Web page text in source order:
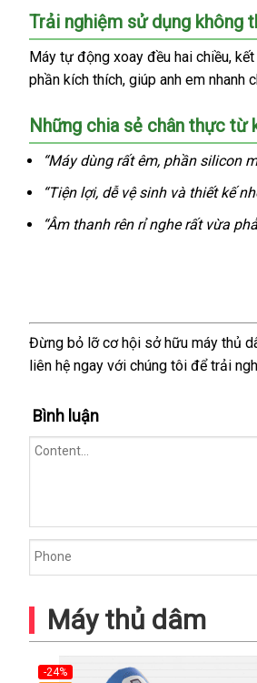
Nhập
sỉ
Máy
thủ
dâm
động
Star
War
đạo
cấp
chính
Trải nghiệm sử dụng không
Máy tự động xoay đều hai chiều,
phần kích thích, giúp anh em
Những chia sẻ chân thực
“Máy dùng rất êm, phần silicon
“Tiện lợi, dễ vệ sinh và thiết kế
“Âm thanh rên rỉ nghe rất vừa
Đừng bỏ lỡ cơ hội sở hữu máy thủ
liên hệ ngay với chúng tôi để trải
Bình luận
Máy thủ dâm
-24%